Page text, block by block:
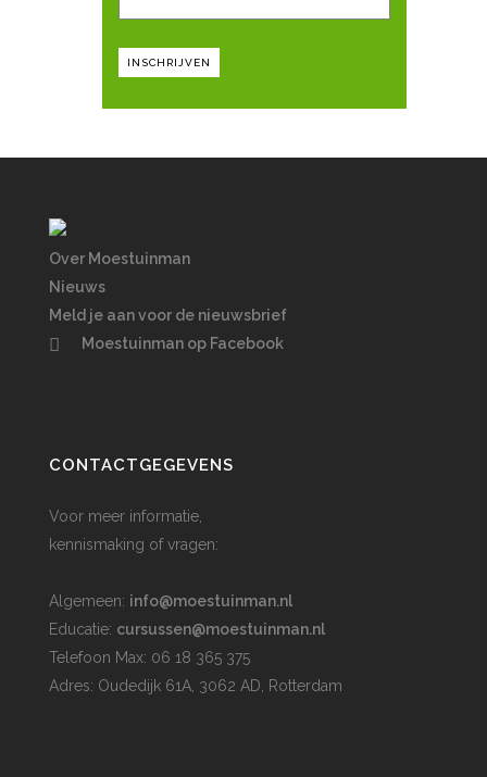
Over Moestuinman
Nieuws
Meld je aan voor de nieuwsbrief
Moestuinman op Facebook
CONTACTGEGEVENS
Voor meer informatie,
kennismaking of vragen:
Algemeen: info@moestuinman.nl
Educatie: cursussen@moestuinman.nl
Telefoon Max: 06 18 365 375
Adres: Oudedijk 61A, 3062 AD, Rotterdam